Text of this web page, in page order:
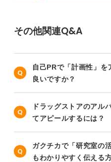
その他関連Q&A
自己PRで「計画性」
良いですか？
ドラッグストアのアル
てアピールするには？
ガクチカで「研究室の
もわかりやすく伝える